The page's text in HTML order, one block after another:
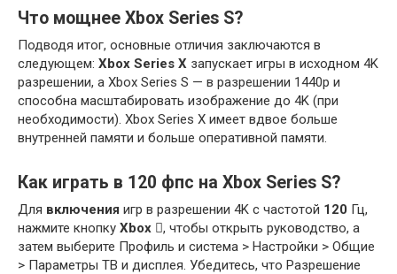
Что мощнее Xbox Series S?
Подводя итог, основные отличия заключаются в
следующем: Xbox Series X запускает игры в исходном 4K
разрешении, а Xbox Series S — в разрешении 1440p и
способна масштабировать изображение до 4K (при
необходимости). Xbox Series X имеет вдвое больше
внутренней памяти и больше оперативной памяти.
Как играть в 120 фпс на Xbox Series S?
Для включения игр в разрешении 4K с частотой 120 Гц,
нажмите кнопку Xbox , чтобы открыть руководство, а
затем выберите Профиль и система > Настройки > Общие
> Параметры ТВ и дисплея. Убедитесь, что Разрешение